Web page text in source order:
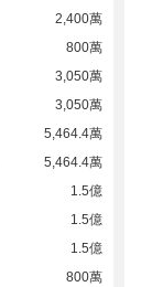
2,400萬
800萬
3,050萬
3,050萬
5,464.4萬
5,464.4萬
1.5億
1.5億
1.5億
800萬